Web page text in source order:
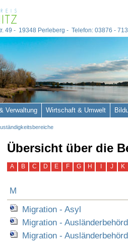
Übersicht über die
A B C D E F G H J K
M
Migration - Asyl
Migration -
Migration -
49 - 19348 Perleberg - Telefon: 03876 -
Verwaltung Wirtschaft & Umwelt